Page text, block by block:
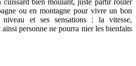
ou en montagne pour vivre un bon
et ses sensations : la vitesse,
personne ne pourra nier les bienfaits